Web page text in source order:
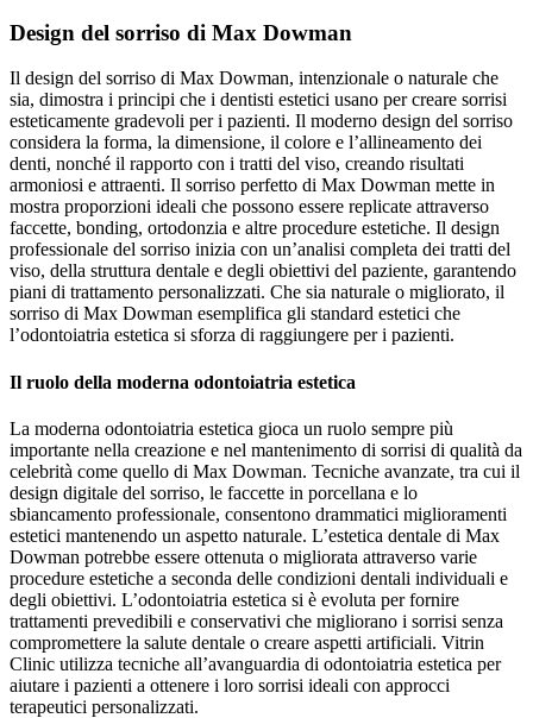
Design del sorriso di Max Dowman
Il design del sorriso di Max Dowman, intenzionale o naturale che
sia, dimostra i principi che i dentisti estetici usano per creare sorrisi
esteticamente gradevoli per i pazienti. Il moderno design del sorriso
considera la forma, la dimensione, il colore e l’allineamento dei
denti, nonché il rapporto con i tratti del viso, creando risultati
armoniosi e attraenti. Il sorriso perfetto di Max Dowman mette in
mostra proporzioni ideali che possono essere replicate attraverso
faccette, bonding, ortodonzia e altre procedure estetiche. Il design
professionale del sorriso inizia con un’analisi completa dei tratti del
viso, della struttura dentale e degli obiettivi del paziente, garantendo
piani di trattamento personalizzati. Che sia naturale o migliorato, il
sorriso di Max Dowman esemplifica gli standard estetici che
l’odontoiatria estetica si sforza di raggiungere per i pazienti.
Il ruolo della moderna odontoiatria estetica
La moderna odontoiatria estetica gioca un ruolo sempre più
importante nella creazione e nel mantenimento di sorrisi di qualità da
celebrità come quello di Max Dowman. Tecniche avanzate, tra cui il
design digitale del sorriso, le faccette in porcellana e lo
sbiancamento professionale, consentono drammatici miglioramenti
estetici mantenendo un aspetto naturale. L’estetica dentale di Max
Dowman potrebbe essere ottenuta o migliorata attraverso varie
procedure estetiche a seconda delle condizioni dentali individuali e
degli obiettivi. L’odontoiatria estetica si è evoluta per fornire
trattamenti prevedibili e conservativi che migliorano i sorrisi senza
compromettere la salute dentale o creare aspetti artificiali. Vitrin
Clinic utilizza tecniche all’avanguardia di odontoiatria estetica per
aiutare i pazienti a ottenere i loro sorrisi ideali con approcci
terapeutici personalizzati.